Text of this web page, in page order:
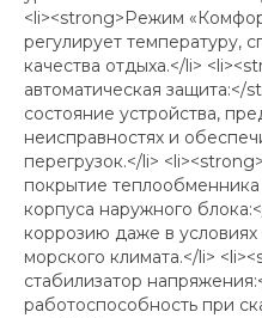
<li><strong>Режим
регулирует температуру,
качества отдыха.</li>
автоматическая защита:</
состояние устройства,
неисправностях и
перегрузок.</li>
покрытие
корпуса наружного
коррозию даже в
морского климата.</li>
стабилизатор
работоспособность при